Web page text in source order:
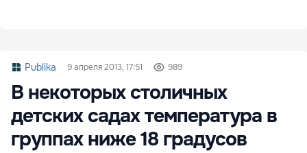
Publika 9 апреля 2013, 17:51 989
В некоторых столичных
детских садах температура в
группах ниже 18 градусов